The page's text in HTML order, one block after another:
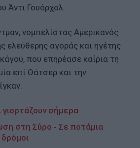
Άντι Γουόρχολ.
νομπελίστας Αμερικανός
ελεύθερης αγοράς και ηγέτης
που επηρέασε καίρια τη
επί Θάτσερ και την
γιορτάζουν σήμερα
στη Σύρο - Σε ποτάμια